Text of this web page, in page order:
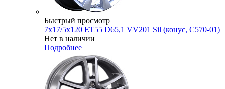
Быстрый просмотр
7x17/5x120 ET55 D65,1 VV201 Sil (конус, C570-01)
Нет в наличии
Подробнее